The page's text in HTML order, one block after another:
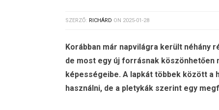
SZERZŐ: RICHÁRD ON 2025-01-28
Korábban már napvilágra került néhány
de most egy új forrásnak köszönhetően
képességeibe. A lapkát többek között a
használni, de a pletykák szerint egy